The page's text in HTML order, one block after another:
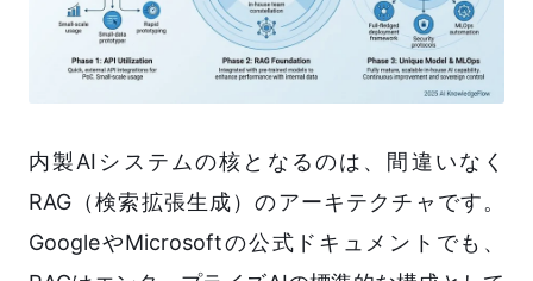
内製AIシステムの核となるのは、間違いなく
RAG（検索拡張生成）のアーキテクチャです。
GoogleやMicrosoftの公式ドキュメントでも、